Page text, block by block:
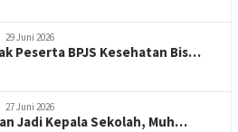
29 Juni 2026
Peserta BPJS Kesehatan Bis…
27 Juni 2026
Jadi Kepala Sekolah, Muh…